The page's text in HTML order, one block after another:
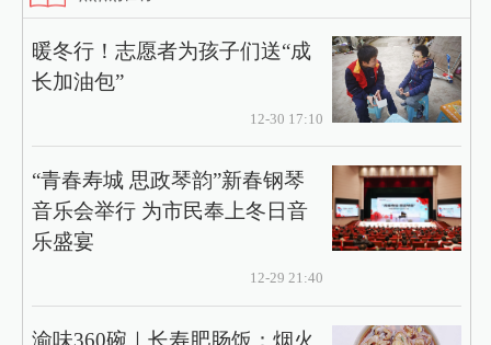
暖冬行！志愿者为孩子们送“成
长加油包”
“青春寿城 思政琴韵”新春钢琴
音乐会举行 为市民奉上冬日音
乐盛宴
渝味360碗｜长寿肥肠饭：烟火
市井里的地道鲜香